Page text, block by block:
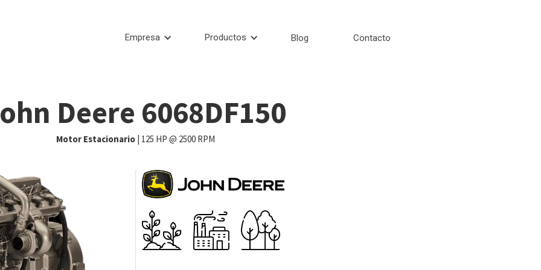
Empresa Productos Blog Contacto
Deere 6068DF150
Motor Estacionario| 125 HP @ 2500 RPM